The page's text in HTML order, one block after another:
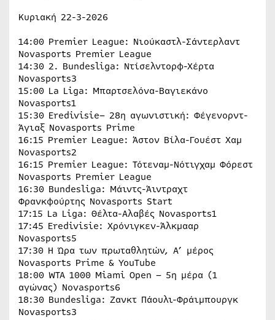
Κυριακή 22-3-2026
14:00 Premier League: Νιούκαστλ-Σάντερλαντ
Novasports Premier League
14:30 2. Bundesliga: Ντίσελντορφ-Χέρτα
Novasports3
15:00 La Liga: Μπαρτσελόνα-Βαγιεκάνο
Novasports1
15:30 Eredivisie– 28η αγωνιστική: Φέγενορντ-
Άγιαξ Novasports Prime
16:15 Premier League: Άστον Βίλα-Γουέστ Χαμ
Novasports2
16:15 Premier League: Τότεναμ-Νότιγχαμ Φόρεστ
Novasports Premier League
16:30 Bundesliga: Μάιντς-Άιντραχτ
Φρανκφούρτης Novasports Start
17:15 La Liga: Θέλτα-Αλαβές Novasports1
17:45 Eredivisie: Χρόνιγκεν-Άλκμααρ
Novasports5
17:30 H Ώρα των πρωταθλητών, Α’ μέρος
Novasports Prime & YouTube
18:00 WTA 1000 Miami Open – 5η μέρα (1
αγώνας) Novasports6
18:30 Bundesliga: Ζανκτ Πάουλι-Φράιμπουργκ
Novasports3